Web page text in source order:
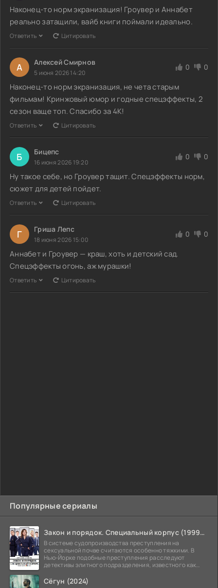
Популярные сериалы
Закон и порядок. Специальный корпус (1999-2026)
В системе судопроизводства преступления на
сексуальной почве считаются особенно тяжкими. В
Нью-Йорке подобные преступления расследуют
детективы элитного подразделения, известного как
Сёгун (2024)
Наконец-то норм экранизация! Гроувер и Аннабет
реально затащили, вайб книги поймали идеально.
Ответить Цитировать
А Алексей Смирнов
5 июня 2026 14:20
0 0
Наконец-то норм экранизация, не чета старым
фильмам! Кринжовый юмор и годные спецэффекты, 2
сезон ваще топ. Спасибо за 4К!
Ответить Цитировать
Б Бицепс
16 июня 2026 19:20
0 0
Ну такое себе, но Гроувер тащит. Спецэффекты норм,
сюжет для детей пойдет.
Ответить Цитировать
Г Гриша Лепс
18 июня 2026 15:00
0 0
Аннабет и Гроувер — краш, хоть и детский сад.
Спецэффекты огонь, аж мурашки!
Ответить Цитировать